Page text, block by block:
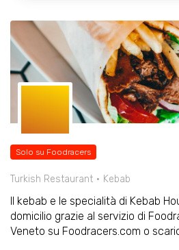
Solo su Foodracers
Turkish Restaurant Kebab
Il kebab e le specialità di Kebab
domicilio grazie al servizio di
Veneto su Foodracers.com o